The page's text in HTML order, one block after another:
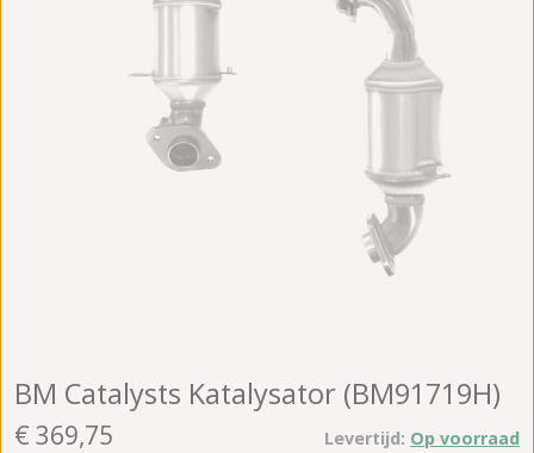
BM Catalysts Katalysator (BM91719H)
€ 369,75 Levertijd: Op voorraad